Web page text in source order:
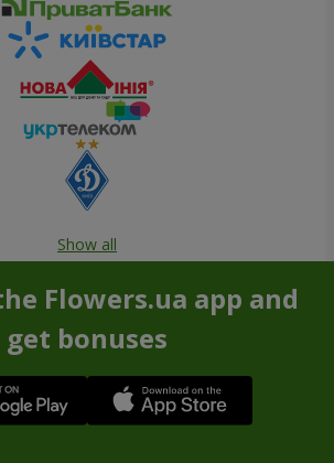
Show all
Flowers.ua app and
get bonuses